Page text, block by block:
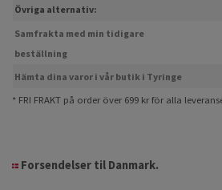
Övriga alternativ:
Samfrakta med min tidigare
beställning
Hämta dina varor i vår butik i Tyringe
* FRI FRAKT på order över 699 kr för alla
Forsendelser til Danmark.